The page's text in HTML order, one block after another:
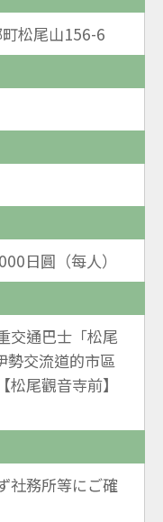
松尾山156-6
日圓（每人）
交通巴士「松尾
交流道的市區
尾觀音寺前】
社務所等にご確